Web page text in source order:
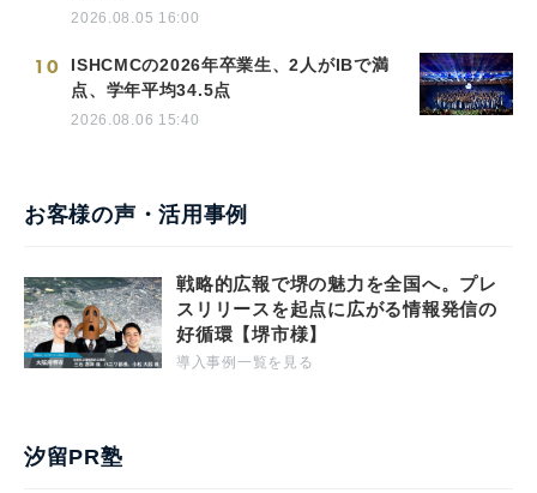
2026.08.05 16:00
10
ISHCMCの2026年卒業生、2人がIBで満
点、学年平均34.5点
2026.08.06 15:40
お客様の声・活用事例
戦略的広報で堺の魅力を全国へ。プレ
スリリースを起点に広がる情報発信の
好循環【堺市様】
導入事例一覧を見る
汐留PR塾